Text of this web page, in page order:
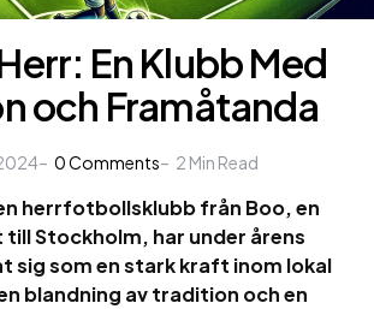
En Klubb Med
och Framåtanda
0Comments 2 Min Read
herrfotbollsklubb från Boo, en
Stockholm, har under årens
sig som en stark kraft inom lokal
blandning av tradition och en